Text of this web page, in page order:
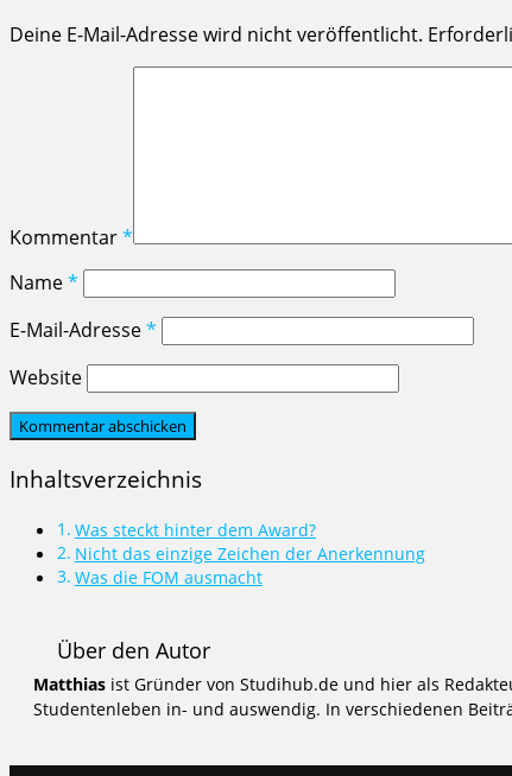
Deine E-Mail-Adresse wird nicht veröffentlicht.
Kommentar*
Name*
E-Mail-Adresse*
Website
Inhaltsverzeichnis
Was steckt hinter dem Award?
Nicht das einzige Zeichen der Anerkennung
Was die FOM ausmacht
Über den Autor
Matthias ist Gründer von Studihub.de und hier als
Studentenleben in- und auswendig. In verschiedenen